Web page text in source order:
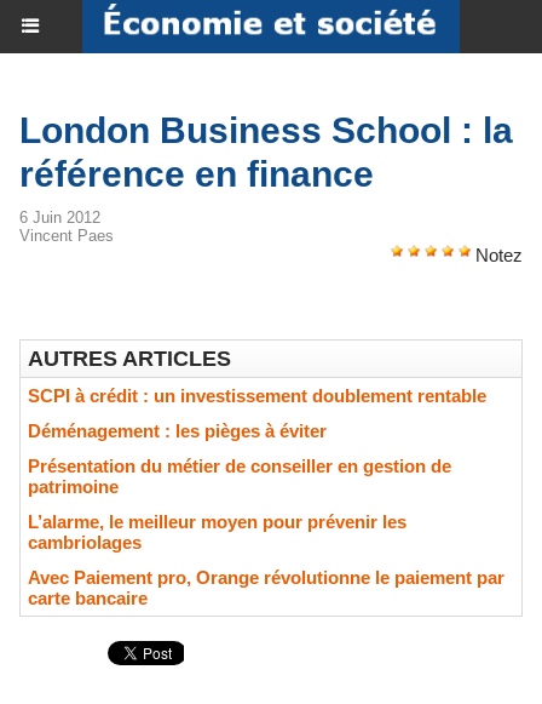
London Business School : la
référence en finance
6 Juin 2012
Vincent Paes
Notez
AUTRES ARTICLES
SCPI à crédit : un investissement doublement rentable
Déménagement : les pièges à éviter
​Présentation du métier de conseiller en gestion de
patrimoine
​L’alarme, le meilleur moyen pour prévenir les
cambriolages
Avec Paiement pro, Orange révolutionne le paiement par
carte bancaire